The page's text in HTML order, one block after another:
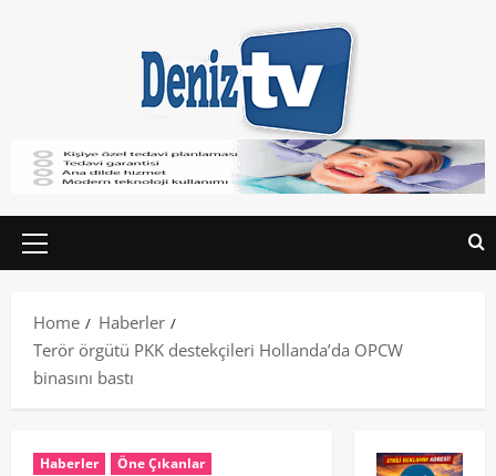
Home
Haberler
Terör örgütü PKK destekçileri Hollanda’da OPCW
binasını bastı
Haberler
Öne Çıkanlar